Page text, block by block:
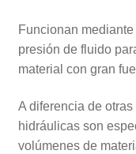
Funcionan
presión de fluido
material con gran
A diferencia de
hidráulicas son
volúmenes de